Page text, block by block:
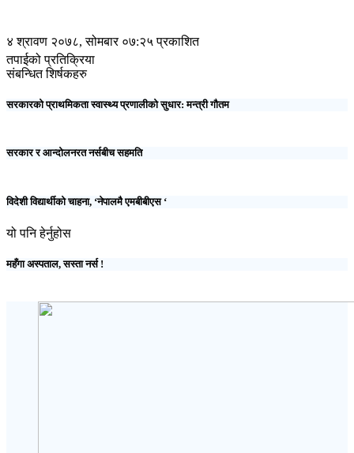
४ श्रावण २०७८, सोमबार ०७:२५ प्रकाशित
तपाईको प्रतिक्रिया
संबन्धित शिर्षकहरु
सरकारको प्राथमिकता स्वास्थ्य प्रणालीको सुधार: मन्त्री गौतम
सरकार र आन्दोलनरत नर्सबीच सहमति
विदेशी विद्यार्थीको चाहना, ‘नेपालमै एमबीबीएस ‘
यो पनि हेर्नुहोस
महँगा अस्पताल, सस्ता नर्स !